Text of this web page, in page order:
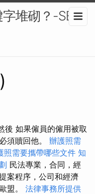
堆砌？-SEO
後 如果僱員的僱用被取
須贖回他。 辦護照需
照需要攜帶哪些文件 知
民法專業，合同，經
案程序，公司和經濟
盟。 法律事務所提供